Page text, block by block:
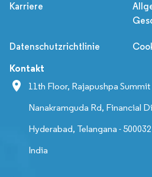
Karriere
Datenschutzrichtlinie
Kontakt
11th Floor, Rajapushpa Summit
Nanakramguda Rd, Financial
Hyderabad, Telangana - 500032
India